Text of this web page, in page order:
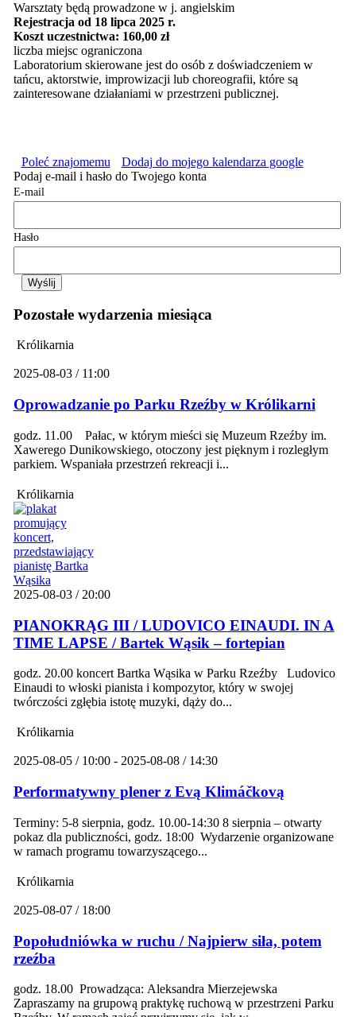
Warsztaty będą prowadzone w j. angielskim
Rejestracja od 18 lipca 2025 r.
Koszt uczestnictwa: 160,00 zł
liczba miejsc ograniczona
Laboratorium skierowane jest do osób z doświadczeniem w
tańcu, aktorstwie, improwizacji lub choreografii, które są
zainteresowane działaniami w przestrzeni publicznej.
Poleć znajomemu
Dodaj do mojego kalendarza google
Podaj e-mail i hasło do Twojego konta
E-mail
Hasło
Pozostałe wydarzenia miesiąca
Królikarnia
2025-08-03 / 11:00
Oprowadzanie po Parku Rzeźby w Królikarni
godz. 11.00 Pałac, w którym mieści się Muzeum Rzeźby im.
Xawerego Dunikowskiego, otoczony jest pięknym i rozległym
parkiem. Wspaniała przestrzeń rekreacji i...
Królikarnia
2025-08-03 / 20:00
PIANOKRĄG III / LUDOVICO EINAUDI. IN A
TIME LAPSE / Bartek Wąsik – fortepian
godz. 20.00 koncert Bartka Wąsika w Parku Rzeźby Ludovico
Einaudi to włoski pianista i kompozytor, który w swojej
twórczości zgłębia istotę muzyki, dąży do...
Królikarnia
2025-08-05 / 10:00 - 2025-08-08 / 14:30
Performatywny plener z Evą Klimáčkovą
Terminy: 5-8 sierpnia, godz. 10.00-14:30 8 sierpnia – otwarty
pokaz dla publiczności, godz. 18:00 Wydarzenie organizowane
w ramach programu towarzyszącego...
Królikarnia
2025-08-07 / 18:00
Popołudniówka w ruchu / Najpierw siła, potem
rzeźba
godz. 18.00 Prowadząca: Aleksandra Mierzejewska
Zapraszamy na grupową praktykę ruchową w przestrzeni Parku